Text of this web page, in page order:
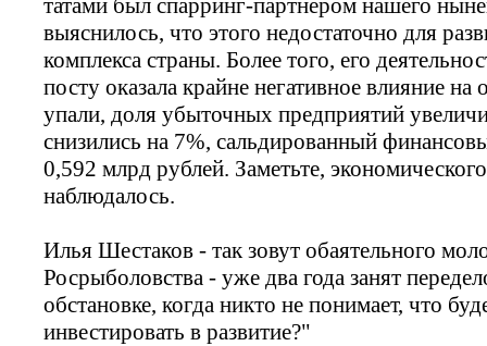
выяснилось, что этого недостаточно для
комплекса страны. Более того, его
посту оказала крайне негативное влияние
упали, доля убыточных предприятий
снизились на 7%, cальдированный
0,592 млрд рублей. Заметьте,
наблюдалось.
Илья Шестаков - так зовут обаятельного
Росрыболовства - уже два года занят
обстановке, когда никто не понимает, что
инвестировать в развитие?"